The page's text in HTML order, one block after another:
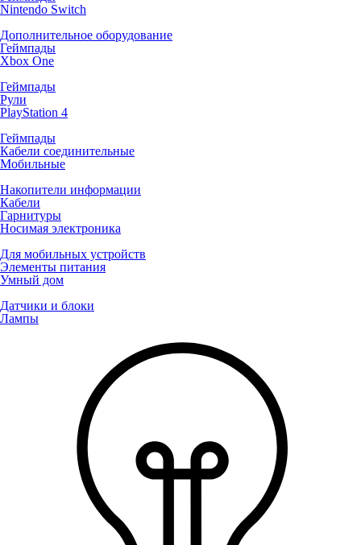
Nintendo Switch
Дополнительное оборудование
Геймпады
Xbox One
Геймпады
Рули
PlayStation 4
Геймпады
Кабели соединительные
Мобильные
Накопители информации
Кабели
Гарнитуры
Носимая электроника
Для мобильных устройств
Элементы питания
Умный дом
Датчики и блоки
Лампы